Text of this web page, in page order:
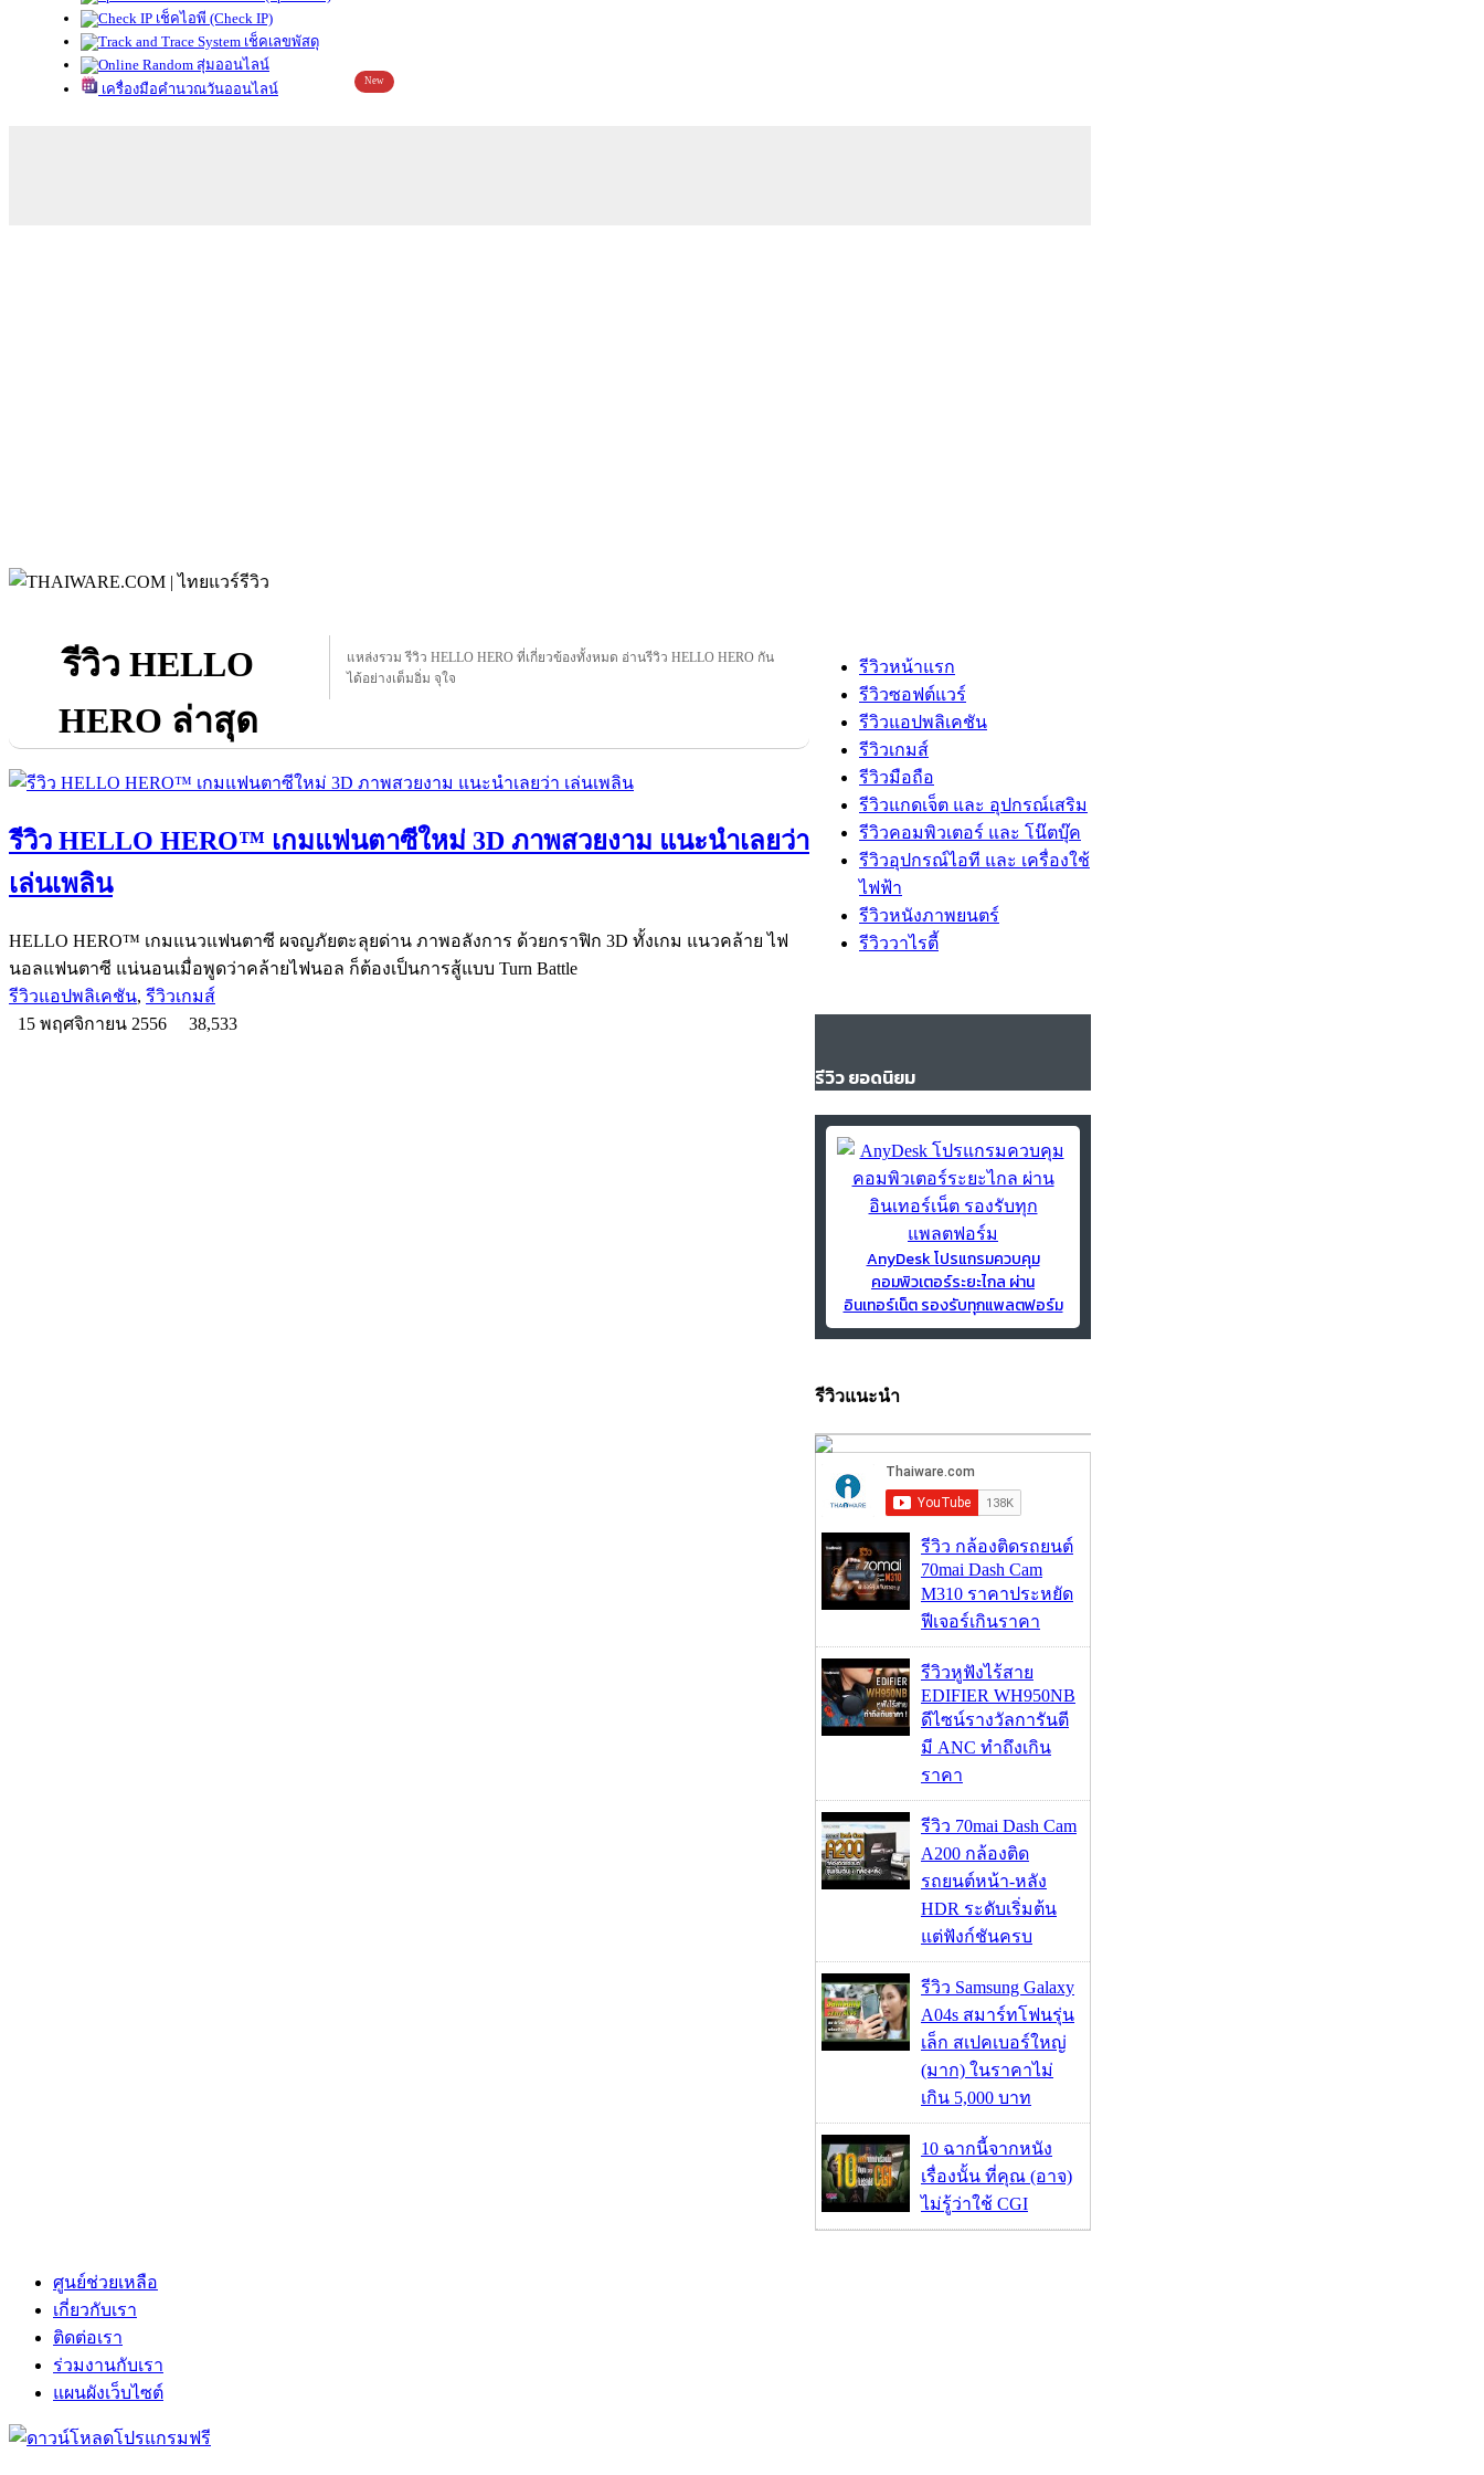
เช็คไอพี (Check IP)
เช็คเลขพัสดุ
สุ่มออนไลน์
เครื่องมือคำนวณวันออนไลน์
New
รีวิว HELLO
HERO ล่าสุด
แหล่งรวม รีวิว HELLO HERO ที่เกี่ยวข้องทั้งหมด อ่านรีวิว HELLO HERO กัน
ได้อย่างเต็มอิ่ม จุใจ
รีวิว HELLO HERO™ เกมแฟนตาซีใหม่ 3D ภาพสวยงาม แนะนำเลยว่า
เล่นเพลิน
HELLO HERO™ เกมแนวแฟนตาซี ผจญภัยตะลุยด่าน ภาพอลังการ ด้วยกราฟิก 3D ทั้งเกม แนวคล้าย ไฟ
นอลแฟนตาซี แน่นอนเมื่อพูดว่าคล้ายไฟนอล ก็ต้องเป็นการสู้แบบ Turn Battle
รีวิวแอปพลิเคชัน, รีวิวเกมส์
15 พฤศจิกายน 2556
38,533
รีวิวหน้าแรก
รีวิวซอฟต์แวร์
รีวิวแอปพลิเคชัน
รีวิวเกมส์
รีวิวมือถือ
รีวิวแกดเจ็ต และ อุปกรณ์เสริม
รีวิวคอมพิวเตอร์ และ โน๊ตบุ๊ค
รีวิวอุปกรณ์ไอที และ เครื่องใช้
ไฟฟ้า
รีวิวหนังภาพยนตร์
รีวิววาไรตี้
รีวิว ยอดนิยม
AnyDesk โปรแกรมควบคุม
คอมพิวเตอร์ระยะไกล ผ่าน
อินเทอร์เน็ต รองรับทุกแพลตฟอร์ม
รีวิวแนะนำ
รีวิว กล้องติดรถยนต์
70mai Dash Cam
M310 ราคาประหยัด
ฟีเจอร์เกินราคา
รีวิวหูฟังไร้สาย
EDIFIER WH950NB
ดีไซน์รางวัลการันตี
มี ANC ทำถึงเกิน
ราคา
รีวิว 70mai Dash Cam
A200 กล้องติด
รถยนต์หน้า-หลัง
HDR ระดับเริ่มต้น
แต่ฟังก์ชันครบ
รีวิว Samsung Galaxy
A04s สมาร์ทโฟนรุ่น
เล็ก สเปคเบอร์ใหญ่
(มาก) ในราคาไม่
เกิน 5,000 บาท
10 ฉากนี้จากหนัง
เรื่องนั้น ที่คุณ (อาจ)
ไม่รู้ว่าใช้ CGI
ศูนย์ช่วยเหลือ
เกี่ยวกับเรา
ติดต่อเรา
ร่วมงานกับเรา
แผนผังเว็บไซต์